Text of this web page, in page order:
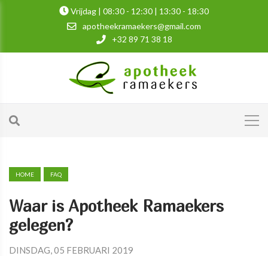
Vrijdag | 08:30 - 12:30 | 13:30 - 18:30
apotheekramaekers@gmail.com
+32 89 71 38 18
HOME FAQ
Waar is Apotheek Ramaekers
gelegen?
DINSDAG, 05 FEBRUARI 2019